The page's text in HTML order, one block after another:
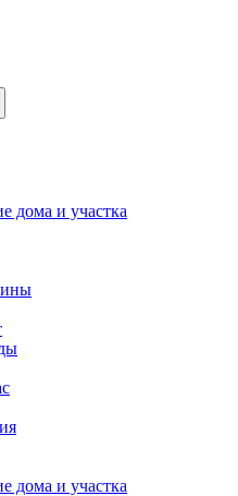
дома и участка
дома и участка